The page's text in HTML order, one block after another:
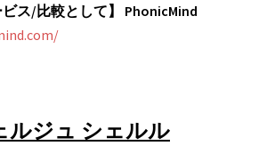
ビス/比較として】 PhonicMind
ルジュ シェルル